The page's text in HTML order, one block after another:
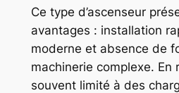
Ce type d’ascenseur
avantages : installation
moderne et absence de
machinerie complexe. En
souvent limité à des